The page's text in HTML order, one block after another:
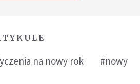
na nowy rok
#nowy